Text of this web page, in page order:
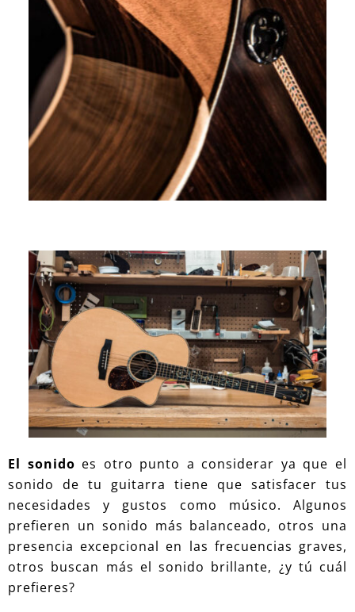
El sonido es otro punto a considerar ya que el
sonido de tu guitarra tiene que satisfacer tus
necesidades y gustos como músico. Algunos
prefieren un sonido más balanceado, otros una
presencia excepcional en las frecuencias graves,
otros buscan más el sonido brillante, ¿y tú cuál
prefieres?